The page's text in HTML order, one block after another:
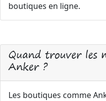
boutiques en ligne.
Quand trouver les
Anker ?
Les boutiques comme